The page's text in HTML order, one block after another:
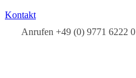
Kontakt
Anrufen +49 (0) 9771 6222 0